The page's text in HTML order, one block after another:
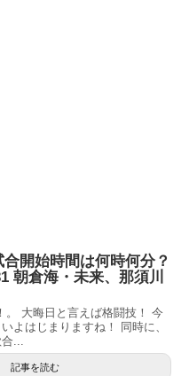
開始時間は何時何分？
朝倉海・未来、那須川
。 大晦日と言えば格闘技！ 今
よはじまりますね！ 同時に、
...
記事を読む